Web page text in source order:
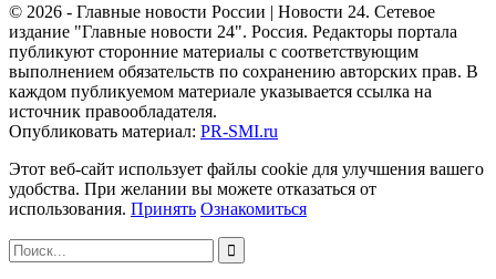
© 2026 - Главные новости России | Новости 24. Сетевое
издание "Главные новости 24". Россия. Редакторы портала
публикуют сторонние материалы с соответствующим
выполнением обязательств по сохранению авторских прав. В
каждом публикуемом материале указывается ссылка на
источник правообладателя.
Опубликовать материал: PR-SMI.ru
Этот веб-сайт использует файлы cookie для улучшения вашего
удобства. При желании вы можете отказаться от
использования. Принять Ознакомиться